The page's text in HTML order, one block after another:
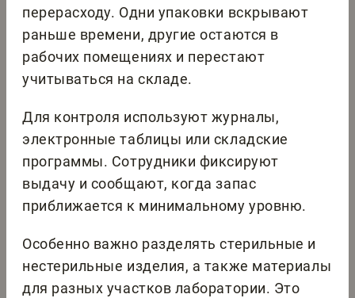
перерасходу. Одни упаковки вскрывают
раньше времени, другие остаются в
рабочих помещениях и перестают
учитываться на складе.
Для контроля используют журналы,
электронные таблицы или складские
программы. Сотрудники фиксируют
выдачу и сообщают, когда запас
приближается к минимальному уровню.
Особенно важно разделять стерильные и
нестерильные изделия, а также материалы
для разных участков лаборатории. Это